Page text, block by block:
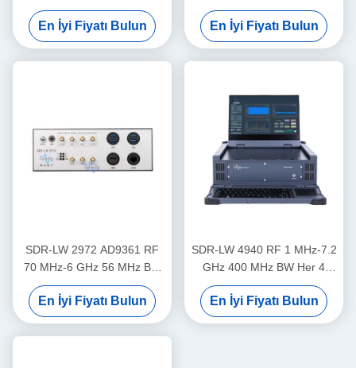
450MHz TX BW
En İyi Fiyatı Bulun
Her 2 Kanal 4 × PCIE BUS 2
× USB 3.0 i7 İşlemci USRP
Entegre Yazılım Tanımlı
Radyo Cihazı
En İyi Fiyatı Bulun
SDR-LW 2972 AD9361 RF
70 MHz-6 GHz 56 MHz BW
Her 2 Kanal USB 3.0 USRP
Entegre Yazılım Tanımlı
Radyo Cihazı
En İyi Fiyatı Bulun
SDR-LW 4940 RF 1 MHz-7.2
GHz 400 MHz BW Her 4
Kanal 1 × QSFP+ USB 3.0 I9
Ekranı ve Klavyesi İçinde
USRP Entegre Yazılım
En İyi Fiyatı Bulun